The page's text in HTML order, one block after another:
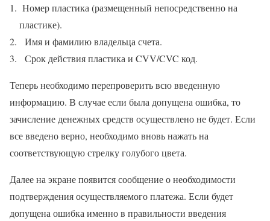
Номер пластика (размещенный непосредственно на
пластике).
Имя и фамилию владельца счета.
Срок действия пластика и CVV/CVC код.
Теперь необходимо перепроверить всю введенную
информацию. В случае если была допущена ошибка, то
зачисление денежных средств осуществлено не будет. Если
все введено верно, необходимо вновь нажать на
соответствующую стрелку голубого цвета.
Далее на экране появится сообщение о необходимости
подтверждения осуществляемого платежа. Если будет
допущена ошибка именно в правильности введения